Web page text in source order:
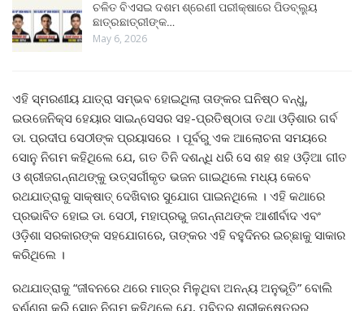
ଚଳିତ ବିଏସଇ ଦଶମ ଶ୍ରେଣୀ ପରୀକ୍ଷାରେ ପିଡବ୍ଲ୍ୟୁ
ଛାତ୍ରଛାତ୍ରୀଙ୍କ…
May 6, 2026
ଏହି ସ୍ମରଣୀୟ ଯାତ୍ରା ସମ୍ଭବ ହୋଇଥିଲା ତାଙ୍କର ଘନିଷ୍ଠ ବନ୍ଧୁ,
ଇଉଜେନିକ୍ସ ହେୟାର ସାଇନ୍ସେସର ସହ-ପ୍ରତିଷ୍ଠାତା ତଥା ଓଡ଼ିଶାର ଗର୍ବ
ଡା. ପ୍ରଦୀପ ସେଠୀଙ୍କ ପ୍ରୟାସରେ । ପୂର୍ବରୁ ଏକ ଆଲୋଚନା ସମୟରେ
ସୋନୁ ନିଗମ କହିଥିଲେ ଯେ, ଗତ ତିନି ଦଶନ୍ଧି ଧରି ସେ ଶହ ଶହ ଓଡ଼ିଆ ଗୀତ
ଓ ଶ୍ରୀଜଗନ୍ନାଥଙ୍କୁ ଉତ୍ସର୍ଗୀକୃତ ଭଜନ ଗାଇଥିଲେ ମଧ୍ୟ କେବେ
ରଥଯାତ୍ରାକୁ ସାକ୍ଷାତ୍ ଦେଖିବାର ସୁଯୋଗ ପାଇନଥିଲେ । ଏହି କଥାରେ
ପ୍ରଭାବିତ ହୋଇ ଡା. ସେଠୀ, ମହାପ୍ରଭୁ ଜଗନ୍ନାଥଙ୍କ ଆଶୀର୍ବାଦ ଏବଂ
ଓଡ଼ିଶା ସରକାରଙ୍କ ସହଯୋଗରେ, ତାଙ୍କର ଏହି ବହୁଦିନର ଇଚ୍ଛାକୁ ସାକାର
କରିଥିଲେ ।
ରଥଯାତ୍ରାକୁ “ଜୀବନରେ ଥରେ ମାତ୍ର ମିଳୁଥିବା ଅନନ୍ୟ ଅନୁଭୂତି” ବୋଲି
ବର୍ଣ୍ଣନା କରି ସୋନୁ ନିଗମ କହିଥିଲେ ଯେ, ପବିତ୍ର ଶ୍ରୀକ୍ଷେତ୍ରର